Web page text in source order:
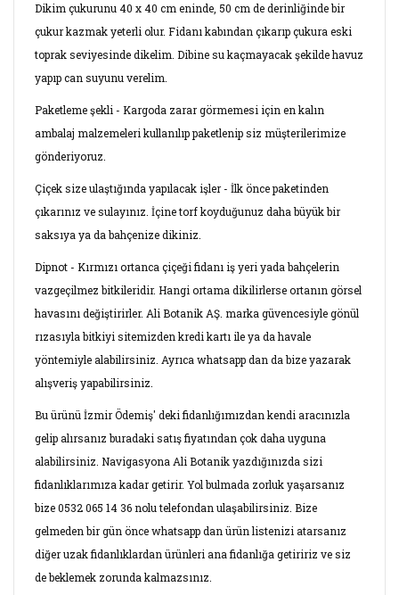
Dikim çukurunu 40 x 40 cm eninde, 50 cm de derinliğinde bir
çukur kazmak yeterli olur. Fidanı kabından çıkarıp çukura eski
toprak seviyesinde dikelim. Dibine su kaçmayacak şekilde havuz
yapıp can suyunu verelim.
Paketleme şekli - Kargoda zarar görmemesi için en kalın
ambalaj malzemeleri kullanılıp paketlenip siz müşterilerimize
gönderiyoruz.
Çiçek size ulaştığında yapılacak işler - İlk önce paketinden
çıkarınız ve sulayınız. İçine torf koyduğunuz daha büyük bir
saksıya ya da bahçenize dikiniz.
Dipnot - Kırmızı ortanca çiçeği fidanı iş yeri yada bahçelerin
vazgeçilmez bitkileridir. Hangi ortama dikilirlerse ortanın görsel
havasını değiştirirler. Ali Botanik AŞ. marka güvencesiyle gönül
rızasıyla bitkiyi sitemizden kredi kartı ile ya da havale
yöntemiyle alabilirsiniz. Ayrıca whatsapp dan da bize yazarak
alışveriş yapabilirsiniz.
Bu ürünü İzmir Ödemiş' deki fidanlığımızdan kendi aracınızla
gelip alırsanız buradaki satış fiyatından çok daha uyguna
alabilirsiniz. Navigasyona Ali Botanik yazdığınızda sizi
fidanlıklarımıza kadar getirir. Yol bulmada zorluk yaşarsanız
bize 0532 065 14 36 nolu telefondan ulaşabilirsiniz. Bize
gelmeden bir gün önce whatsapp dan ürün listenizi atarsanız
diğer uzak fidanlıklardan ürünleri ana fidanlığa getiririz ve siz
de beklemek zorunda kalmazsınız.